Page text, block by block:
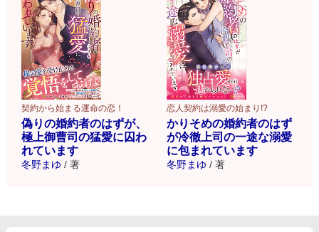
契約から始まる運命の恋！
偽りの婚約者のはずが、
極上御曹司の猛愛に囚わ
れています
冬野まゆ / 著
恋人契約は溺愛の始まり!?
かりそめの婚約者のはず
が冷徹上司の一途な溺愛
に包まれています
冬野まゆ / 著